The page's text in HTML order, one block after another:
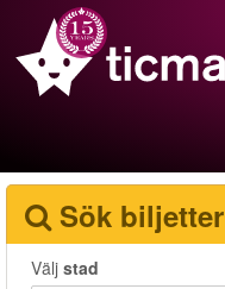
Sök biljetter
Välj stad